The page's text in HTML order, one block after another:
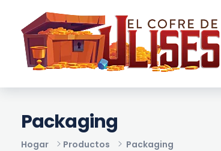
Hogar Productos Packaging
Packaging